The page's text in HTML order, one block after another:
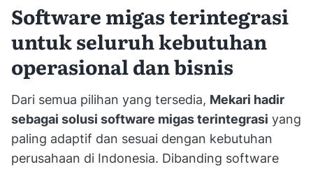
Software migas terintegrasi
untuk seluruh kebutuhan
operasional dan bisnis
Dari semua pilihan yang tersedia, Mekari hadir
sebagai solusi software migas terintegrasi yang
paling adaptif dan sesuai dengan kebutuhan
perusahaan di Indonesia. Dibanding software